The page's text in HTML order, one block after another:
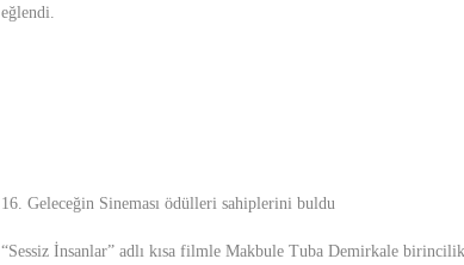
eğlendi.
16. Geleceğin Sineması ödülleri sahiplerini buldu
“Sessiz İnsanlar” adlı kısa filmle Makbule Tuba Demirkale